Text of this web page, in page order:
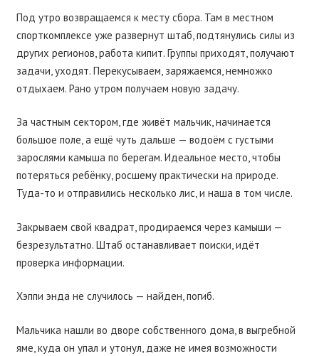
Под утро возвращаемся к месту сбора. Там в местном
спорткомплексе уже развернут штаб, подтянулись силы из
других регионов, работа кипит. Группы приходят, получают
задачи, уходят. Перекусываем, заряжаемся, немножко
отдыхаем. Рано утром получаем новую задачу.
За частным сектором, где живёт мальчик, начинается
большое поле, а ещё чуть дальше — водоём с густыми
зарослями камыша по берегам. Идеальное место, чтобы
потеряться ребёнку, росшему практически на природе.
Туда-то и отправились несколько лис, и наша в том числе.
Закрываем свой квадрат, продираемся через камыши —
безрезультатно. Штаб останавливает поиски, идёт
проверка информации.
Хэппи энда не случилось — найден, погиб.
Мальчика нашли во дворе собственного дома, в выгребной
яме, куда он упал и утонул, даже не имея возможности